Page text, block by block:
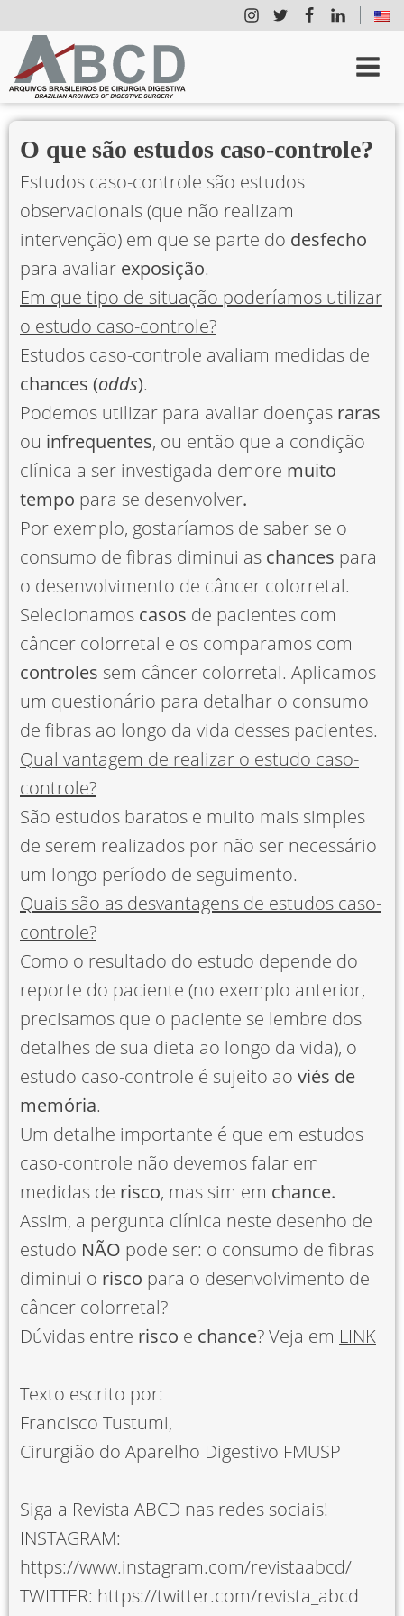
O que são estudos caso-controle?
Estudos caso-controle são estudos
observacionais (que não realizam
intervenção) em que se parte do desfecho
para avaliar exposição.
Em que tipo de situação poderíamos utilizar
o estudo caso-controle?
Estudos caso-controle avaliam medidas de
chances (odds).
Podemos utilizar para avaliar doenças raras
ou infrequentes, ou então que a condição
clínica a ser investigada demore muito
tempo para se desenvolver.
Por exemplo, gostaríamos de saber se o
consumo de fibras diminui as chances para
o desenvolvimento de câncer colorretal.
Selecionamos casos de pacientes com
câncer colorretal e os comparamos com
controles sem câncer colorretal. Aplicamos
um questionário para detalhar o consumo
de fibras ao longo da vida desses pacientes.
Qual vantagem de realizar o estudo caso-
controle?
São estudos baratos e muito mais simples
de serem realizados por não ser necessário
um longo período de seguimento.
Quais são as desvantagens de estudos caso-
controle?
Como o resultado do estudo depende do
reporte do paciente (no exemplo anterior,
precisamos que o paciente se lembre dos
detalhes de sua dieta ao longo da vida), o
estudo caso-controle é sujeito ao viés de
memória.
Um detalhe importante é que em estudos
caso-controle não devemos falar em
medidas de risco, mas sim em chance.
Assim, a pergunta clínica neste desenho de
estudo NÃO pode ser: o consumo de fibras
diminui o risco para o desenvolvimento de
câncer colorretal?
Dúvidas entre risco e chance? Veja em LINK
Texto escrito por:
Francisco Tustumi,
Cirurgião do Aparelho Digestivo FMUSP
Siga a Revista ABCD nas redes sociais!
INSTAGRAM:
https://www.instagram.com/revistaabcd/
TWITTER: https://twitter.com/revista_abcd